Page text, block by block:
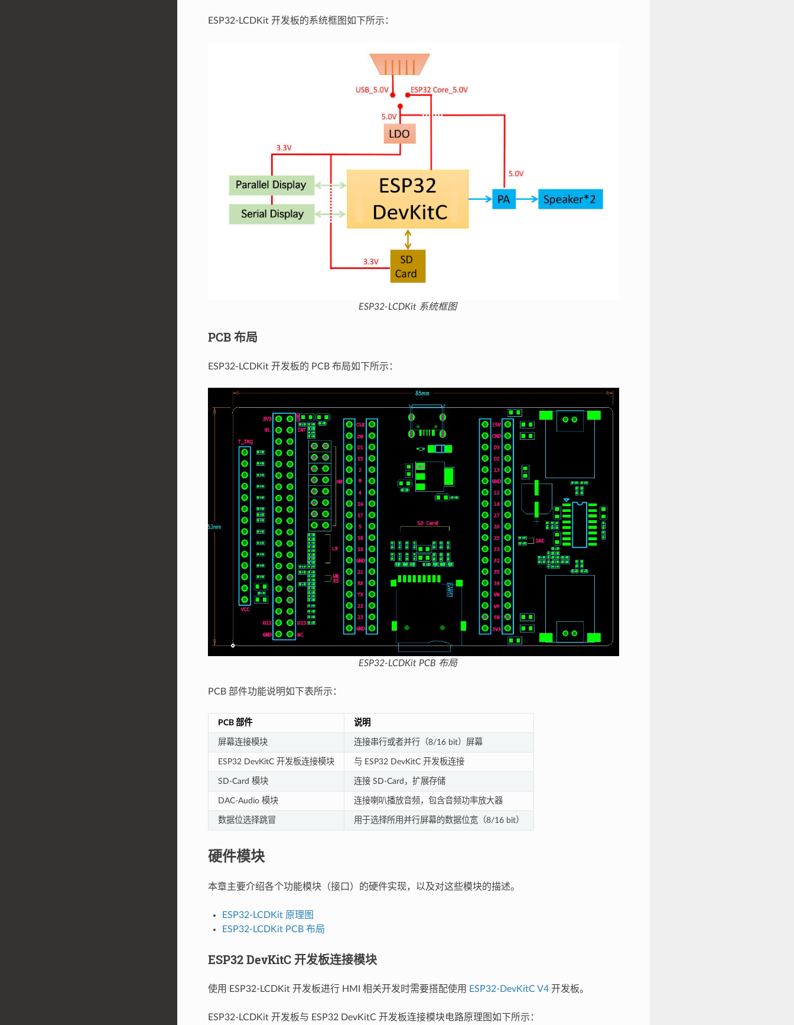
ESP32-LCDKit 开发板的系统框图如下所示：
ESP32-LCDKit 系统框图
PCB 布局
ESP32-LCDKit 开发板的 PCB 布局如下所示：
ESP32-LCDKit PCB 布局
PCB 部件功能说明如下表所示：
PCB 部件 说明
屏幕连接模块 连接串行或者并行（8/16 bit）屏幕
ESP32 DevKitC 开发板连接模块 与 ESP32 DevKitC 开发板连接
SD-Card 模块 连接 SD-Card，扩展存储
DAC-Audio 模块 连接喇叭播放音频，包含音频功率放大器
数据位选择跳冒 用于选择所用并行屏幕的数据位宽（8/16 bit）
硬件模块
本章主要介绍各个功能模块（接口）的硬件实现，以及对这些模块的描述。
ESP32-LCDKit 原理图
ESP32-LCDKit PCB 布局
ESP32 DevKitC 开发板连接模块
使用 ESP32-LCDKit 开发板进行 HMI 相关开发时需要搭配使用 ESP32-DevKitC V4开发板。
ESP32-LCDKit 开发板与 ESP32 DevKitC 开发板连接模块电路原理图如下所示：